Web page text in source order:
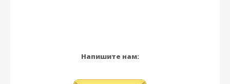
Напишите нам: